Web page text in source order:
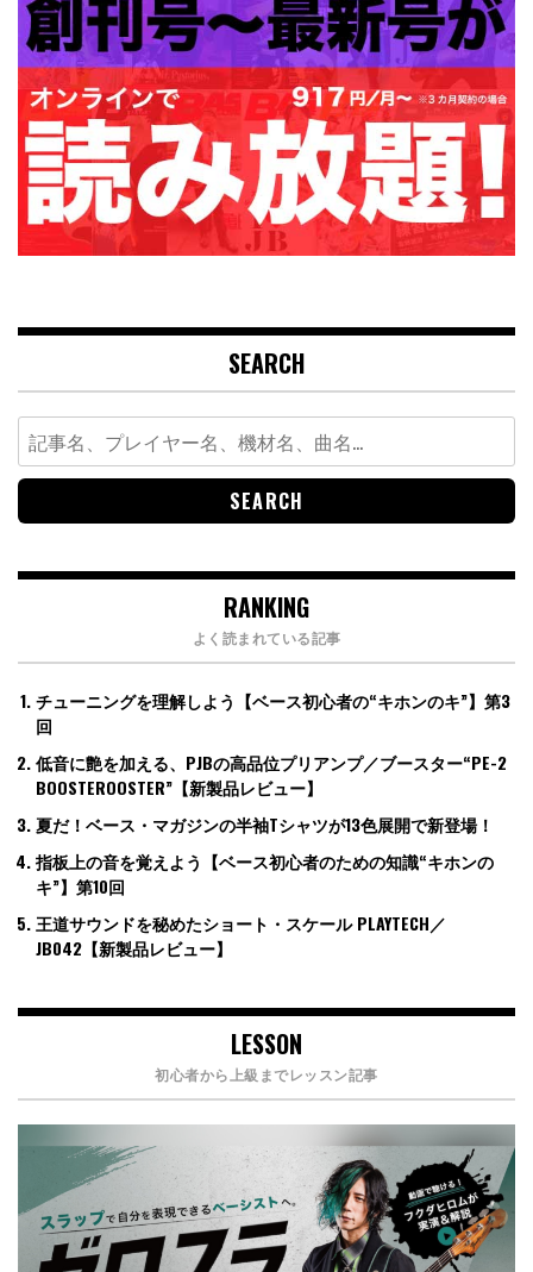
SEARCH
Search
for:
RANKING
よく読まれている記事
チューニングを理解しよう【ベース初心者の“キホンのキ”】第3
回
低音に艶を加える、PJBの高品位プリアンプ／ブースター“PE-2
BOOSTEROOSTER”【新製品レビュー】
夏だ！ベース・マガジンの半袖Tシャツが13色展開で新登場！
指板上の音を覚えよう【ベース初心者のための知識“キホンの
キ”】第10回
王道サウンドを秘めたショート・スケール PLAYTECH／
JB042【新製品レビュー】
LESSON
初心者から上級までレッスン記事